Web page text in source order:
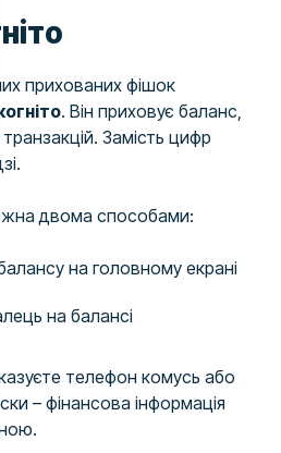
прихованих фішок
. Він приховує баланс,
Замість цифр
двома способами:
на головному екрані
на балансі
телефон комусь або
– фінансова інформація